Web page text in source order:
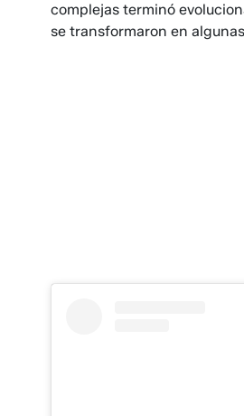
complejas terminó
se transformaron en